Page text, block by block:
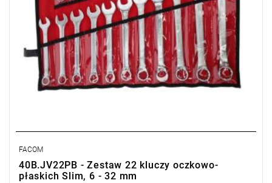
FACOM
40B.JV22PB - Zestaw 22 kluczy oczkowo-
płaskich Slim, 6 - 32 mm